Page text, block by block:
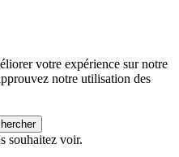
votre expérience sur notre
notre utilisation des
souhaitez voir.